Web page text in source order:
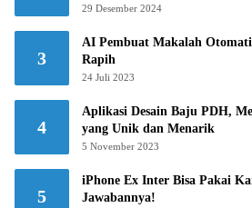
29 Desember 2024
3
AI Pembuat Makalah
Rapih
24 Juli 2023
4
Aplikasi Desain Baju PDH,
yang Unik dan Menarik
5 November 2023
5
iPhone Ex Inter Bisa Pakai
Jawabannya!